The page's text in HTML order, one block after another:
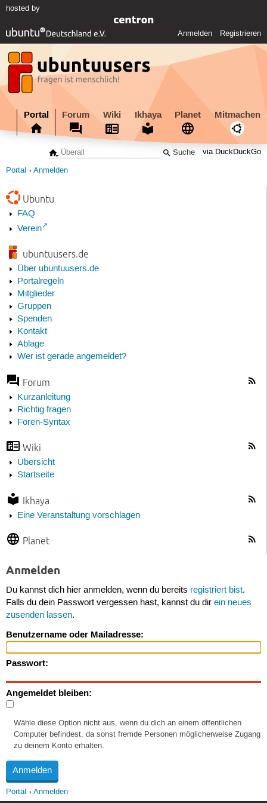
hosted by
Anmelden Registrieren
Portal Forum Wiki Ikhaya Planet Mitmachen
via DuckDuckGo
Portal Anmelden
Ubuntu
FAQ
Verein
ubuntuusers.de
Über ubuntuusers.de
Portalregeln
Mitglieder
Gruppen
Spenden
Kontakt
Ablage
Wer ist gerade angemeldet?
Forum
Kurzanleitung
Richtig fragen
Foren-Syntax
Wiki
Übersicht
Startseite
Ikhaya
Eine Veranstaltung vorschlagen
Planet
Anmelden
Du kannst dich hier anmelden, wenn du bereits registriert bist.
Falls du dein Passwort vergessen hast, kannst du dir ein neues
zusenden lassen.
Benutzername oder Mailadresse:
Passwort:
Angemeldet bleiben:
Wähle diese Option nicht aus, wenn du dich an einem öffentlichen
Computer befindest, da sonst fremde Personen möglicherweise Zugang
zu deinem Konto erhalten.
Portal Anmelden